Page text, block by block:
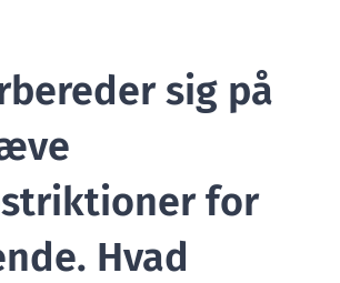
sig på
for
Hvad